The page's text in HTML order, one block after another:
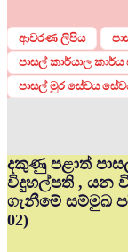
ආවරණ ලිපිය
පාසල් කාර්යාල
පාසල් මුර සේවය
දකුණු පළාත්
විදුහල්පති , යන
ගැනීමේ සම්මුඛ
02)